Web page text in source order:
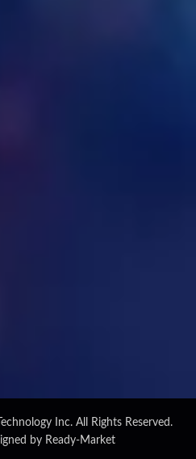
Inc.All Rights Reserved.
by Ready-Market